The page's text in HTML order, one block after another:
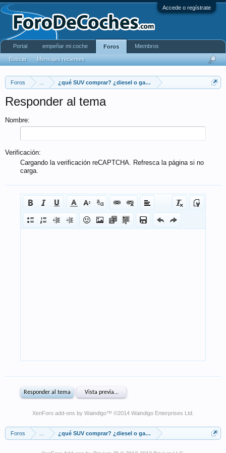
Accede o regístrate
Foros ¿qué SUV comprar? ¿diesel o gasolina? ¿4x2 ó
Responder al tema
Nombre:
Verificación:
Cargando la verificación reCAPTCHA. Refresca la página si no
carga.
XenForo add-ons by Waindigo™ ©2014 Waindigo Enterprises Ltd
Foros ¿qué SUV comprar? ¿diesel o gasolina? ¿4x2 ó
Portal empeñar mi coche Foros
Buscar Mensajes recientes
Miembros